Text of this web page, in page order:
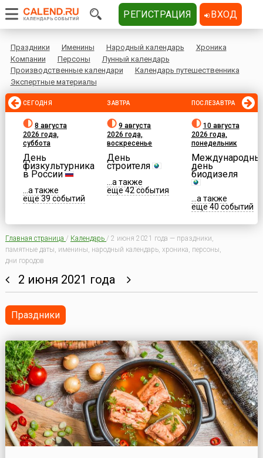
Праздники Именины Народный календарь
Хроника
Компании
Персоны
Лунный календарь
Производственные календари
Календарь путешественника
Экспертные материалы
СЕГОДНЯ
8 августа
2026 года,
суббота
День
физкультурника
в России
...а также
еще 39 событий
ЗАВТРА
9 августа
2026 года,
воскресенье
День
строителя
...а также
еще 42 события
ПОСЛЕЗАВТРА
10 августа
2026 года,
понедельник
день
биодизеля
...а также
еще 40 событий
Главная страница / Календарь / 2 июня 2021 года — праздники,
памятные даты, именины, народный календарь, хроника, персоны,
дни городов
2 июня 2021 года
Праздники
РЕГИСТРАЦИЯ ВХОД